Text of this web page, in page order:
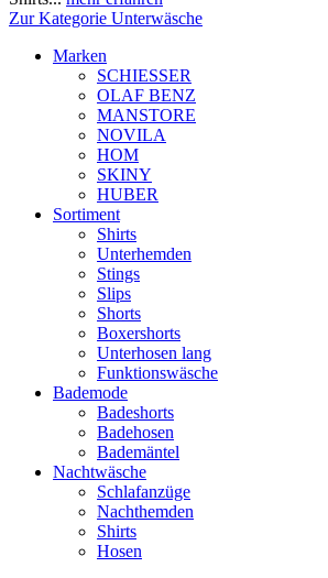
Zur Kategorie Unterwäsche
Marken
SCHIESSER
OLAF BENZ
MANSTORE
NOVILA
HOM
SKINY
HUBER
Sortiment
Shirts
Unterhemden
Stings
Slips
Shorts
Boxershorts
Unterhosen lang
Funktionswäsche
Bademode
Badeshorts
Badehosen
Bademäntel
Nachtwäsche
Schlafanzüge
Nachthemden
Shirts
Hosen